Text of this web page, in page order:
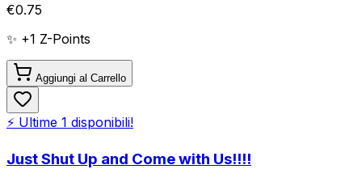
€0.75
✨ +1 Z-Points
Aggiungi al Carrello
⚡ Ultime 1 disponibili!
Just Shut Up and Come with Us!!!!